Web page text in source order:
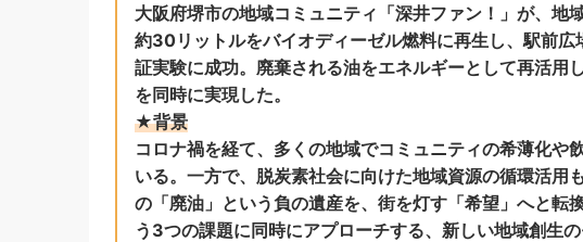
大阪府堺市の地域コミュニティ「深井ファン！」が、地
約30リットルをバイオディーゼル燃料に再生し、駅前
証実験に成功。廃棄される油をエネルギーとして再活用
を同時に実現した。
★背景
コロナ禍を経て、多くの地域でコミュニティの希薄化や
いる。一方で、脱炭素社会に向けた地域資源の循環活用
の「廃油」という負の遺産を、街を灯す「希望」へと転
う3つの課題に同時にアプローチする、新しい地域創生の